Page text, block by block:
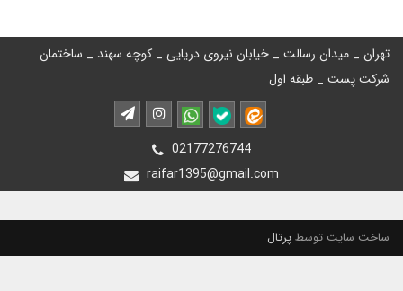
تهران _ میدان رسالت _ خیابان نیروی دریایی _ کوچه سهند _ ساختمان
شرکت پست _ طبقه اول
02177276744
raifar1395@gmail.com
ساخت سایت توسطپرتال